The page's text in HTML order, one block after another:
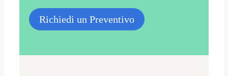
Richiedi un Preventivo